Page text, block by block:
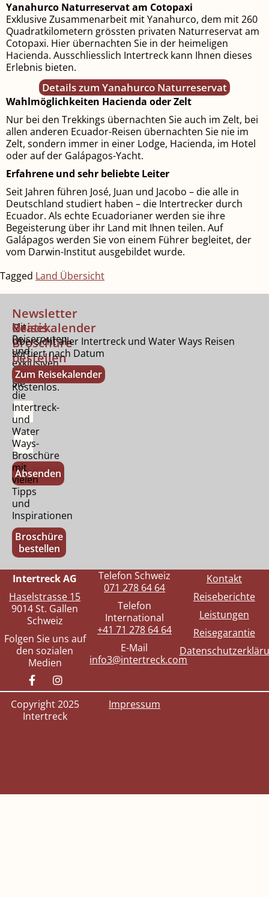
Yanahurco Naturreservat am Cotopaxi
Exklusive Zusammenarbeit mit Yanahurco, dem mit 260
Quadrat­kilometern grössten privaten Natur­reservat am
Cotopaxi. Hier übernachten Sie in der heimeligen
Hacienda. Ausschliesslich Intertreck kann Ihnen dieses
Erlebnis bieten.
Details zum Yanahurco Naturreservat
Wahlmöglichkeiten Hacienda oder Zelt
Nur bei den Trekkings übernachten Sie auch im Zelt, bei
allen anderen Ecuador-Reisen übernachten Sie nie im
Zelt, sondern immer in einer Lodge, Hacienda, im Hotel
oder auf der Galápagos-Yacht.
Erfahrene und sehr beliebte Leiter
Seit Jahren führen José, Juan und Jacobo – die alle in
Deutsch­land studiert haben – die Intertrecker durch
Ecuador. Als echte Ecuadorianer werden sie ihre
Begeisterung über ihr Land mit Ihnen teilen. Auf
Galápagos werden Sie von einem Führer begleitet, der
vom Darwin-Institut ausgebildet wurde.
Tagged Land Übersicht
Newsletter
Mit
Reiserouten
und
exklusiven
Tipps.
Kostenlos.
Absenden
Gratis
Broschüre
bestellen
Bestellen
Sie
die
Intertreck-
und
Water
Ways-
Broschüre
mit
vielen
Tipps
und
Inspirationen
Broschüre
bestellen
Reisekalender
Übersicht aller Intertreck und Water Ways Reisen
sortiert nach Datum
Zum Reisekalender
Intertreck AG
Haselstrasse 15
9014 St. Gallen
Schweiz
Folgen Sie uns auf
den sozialen
Medien
Telefon Schweiz
071 278 64 64
Telefon
International
+41 71 278 64 64
E-Mail
info3@intertreck.com
Kontakt
Reiseberichte
Leistungen
Reisegarantie
Copyright 2025
Intertreck
Impressum